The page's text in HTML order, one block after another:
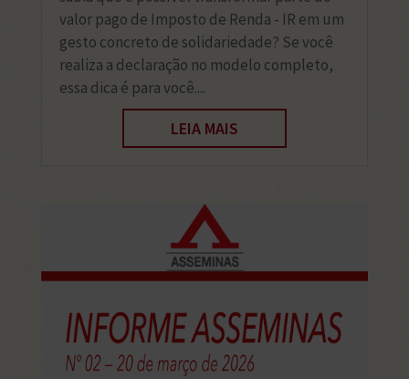
valor pago de Imposto de Renda - IR em um
gesto concreto de solidariedade? Se você
realiza a declaração no modelo completo,
essa dica é para você....
LEIA MAIS